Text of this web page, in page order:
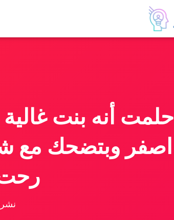
حلمت أنه بنت
اصفر وبتضحك مع
رحت